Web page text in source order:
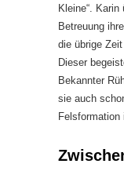
Kleine“.
Betreuung
die übrige
Dieser
Bekannter
sie auch
Felsformation